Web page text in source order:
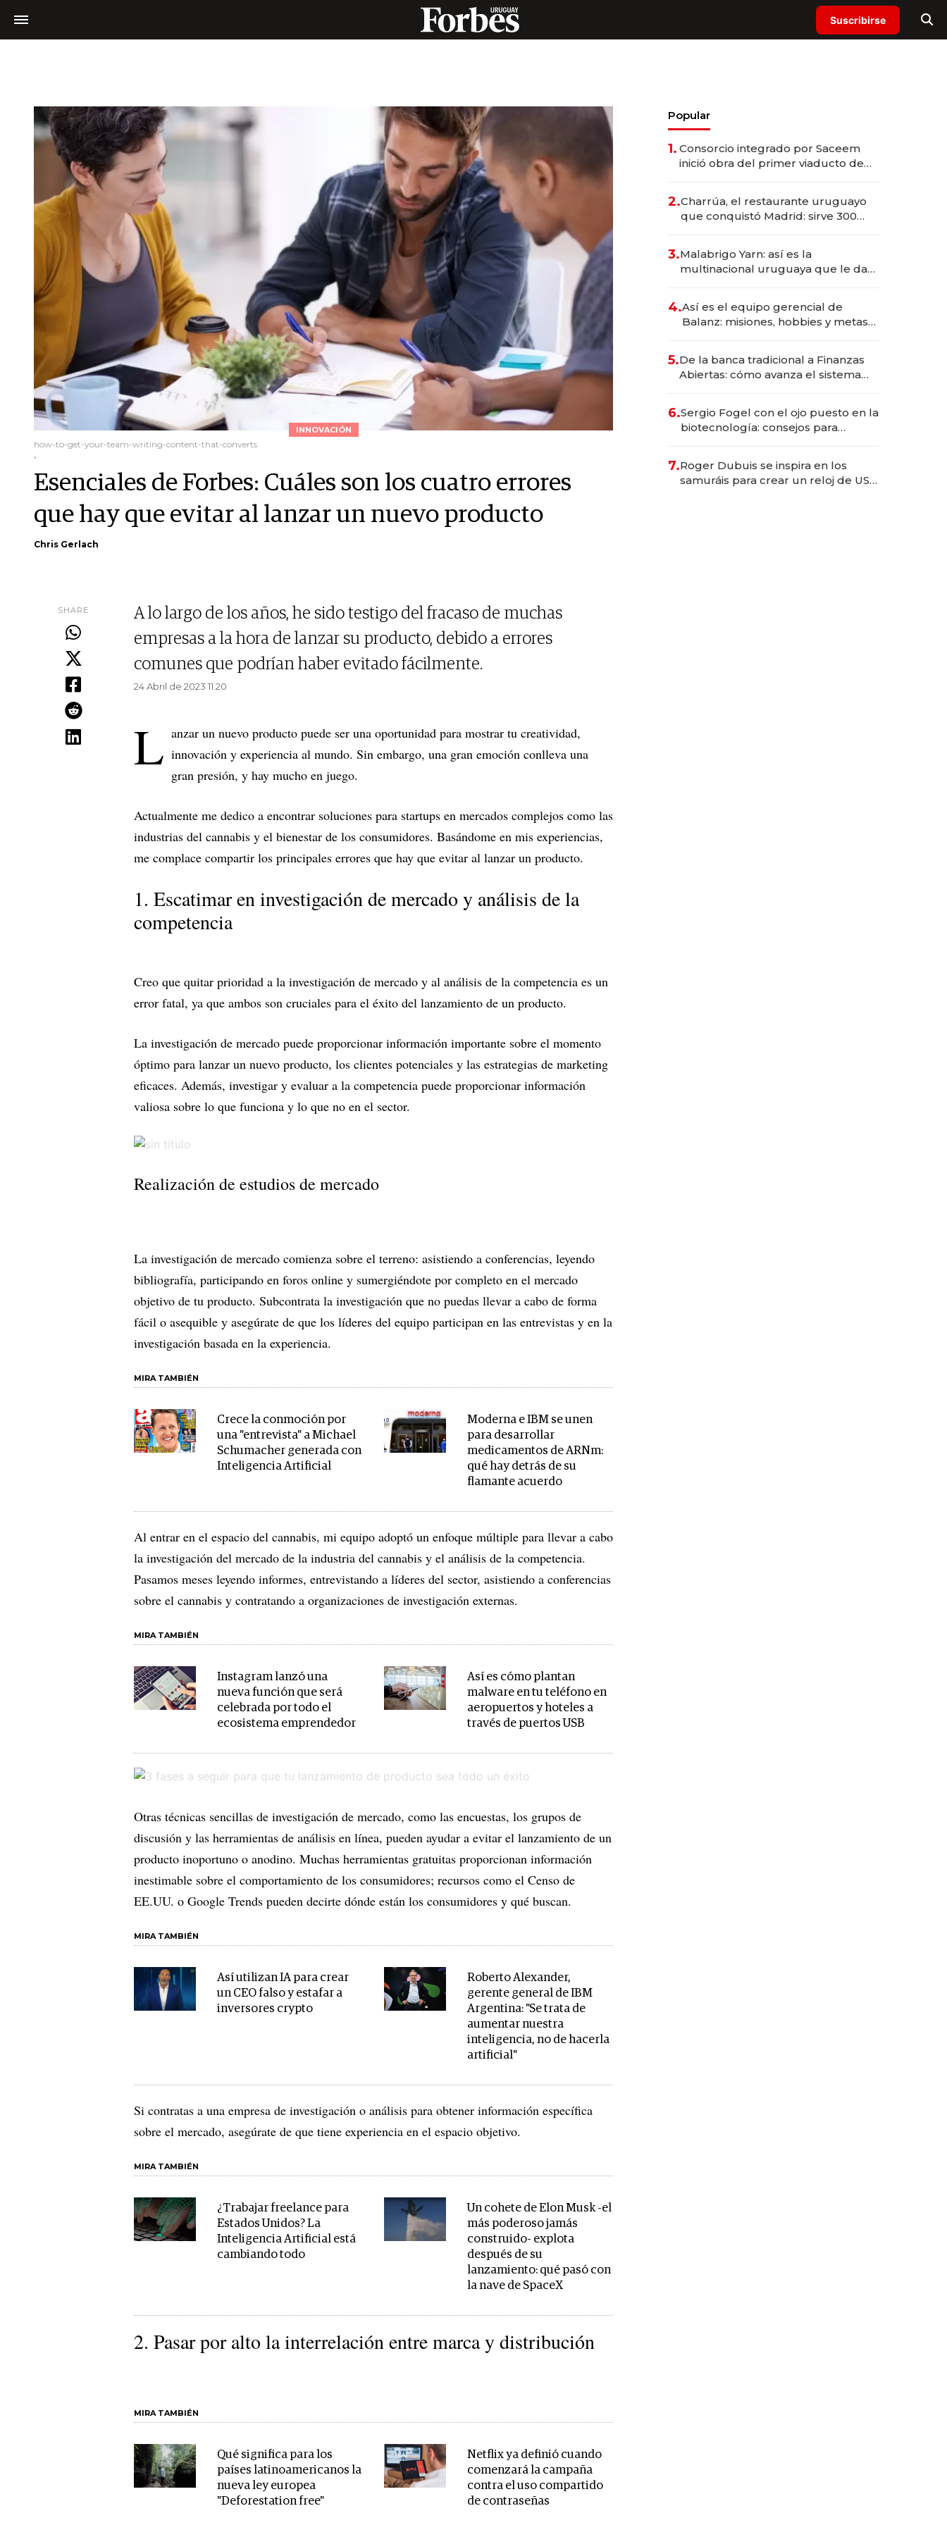
Suscribirse
INNOVACIÓN
how-to-get-your-team-writing-content-that-converts
.
Esenciales de Forbes: Cuáles son los cuatro errores
que hay que evitar al lanzar un nuevo producto
Chris Gerlach
SHARE
A lo largo de los años, he sido testigo del fracaso de muchas
empresas a la hora de lanzar su producto, debido a errores
comunes que podrían haber evitado fácilmente.
24 Abril de 2023 11.20
L anzar un nuevo producto puede ser una oportunidad para mostrar tu creatividad,
innovación y experiencia al mundo. Sin embargo, una gran emoción conlleva una
gran presión, y hay mucho en juego.
Actualmente me dedico a encontrar soluciones para startups en mercados complejos como las
industrias del cannabis y el bienestar de los consumidores. Basándome en mis experiencias,
me complace compartir los principales errores que hay que evitar al lanzar un producto.
1. Escatimar en investigación de mercado y análisis de la
competencia
Creo que quitar prioridad a la investigación de mercado y al análisis de la competencia es un
error fatal, ya que ambos son cruciales para el éxito del lanzamiento de un producto.
La investigación de mercado puede proporcionar información importante sobre el momento
óptimo para lanzar un nuevo producto, los clientes potenciales y las estrategias de marketing
eficaces. Además, investigar y evaluar a la competencia puede proporcionar información
valiosa sobre lo que funciona y lo que no en el sector.
Realización de estudios de mercado
La investigación de mercado comienza sobre el terreno: asistiendo a conferencias, leyendo
bibliografía, participando en foros online y sumergiéndote por completo en el mercado
objetivo de tu producto. Subcontrata la investigación que no puedas llevar a cabo de forma
fácil o asequible y asegúrate de que los líderes del equipo participan en las entrevistas y en la
investigación basada en la experiencia.
MIRA TAMBIÉN
Crece la conmoción por
una "entrevista" a Michael
Schumacher generada con
Inteligencia Artificial
Moderna e IBM se unen
para desarrollar
medicamentos de ARNm:
qué hay detrás de su
flamante acuerdo
Al entrar en el espacio del cannabis, mi equipo adoptó un enfoque múltiple para llevar a cabo
la investigación del mercado de la industria del cannabis y el análisis de la competencia.
Pasamos meses leyendo informes, entrevistando a líderes del sector, asistiendo a conferencias
sobre el cannabis y contratando a organizaciones de investigación externas.
MIRA TAMBIÉN
Instagram lanzó una
nueva función que será
celebrada por todo el
ecosistema emprendedor
Así es cómo plantan
malware en tu teléfono en
aeropuertos y hoteles a
través de puertos USB
Otras técnicas sencillas de investigación de mercado, como las encuestas, los grupos de
discusión y las herramientas de análisis en línea, pueden ayudar a evitar el lanzamiento de un
producto inoportuno o anodino. Muchas herramientas gratuitas proporcionan información
inestimable sobre el comportamiento de los consumidores; recursos como el Censo de
EE.UU. o Google Trends pueden decirte dónde están los consumidores y qué buscan.
MIRA TAMBIÉN
Así utilizan IA para crear
un CEO falso y estafar a
inversores crypto
Roberto Alexander,
gerente general de IBM
Argentina: "Se trata de
aumentar nuestra
inteligencia, no de hacerla
artificial"
Si contratas a una empresa de investigación o análisis para obtener información específica
sobre el mercado, asegúrate de que tiene experiencia en el espacio objetivo.
MIRA TAMBIÉN
¿Trabajar freelance para
Estados Unidos? La
Inteligencia Artificial está
cambiando todo
Un cohete de Elon Musk -el
más poderoso jamás
construido- explota
después de su
lanzamiento: qué pasó con
la nave de SpaceX
2. Pasar por alto la interrelación entre marca y distribución
MIRA TAMBIÉN
Qué significa para los
países latinoamericanos la
nueva ley europea
"Deforestation free"
Netflix ya definió cuando
comenzará la campaña
contra el uso compartido
de contraseñas
Popular
1. Consorcio integrado por Saceem
inició obra del primer viaducto de
millones
2.Charrúa, el restaurante uruguayo
que conquistó Madrid: sirve 300
prepara apertura
3.Malabrigo Yarn: así es la
multinacional uruguaya que le da
4.Así es el equipo gerencial de
Balanz: misiones, hobbies y metas
5.De la banca tradicional a Finanzas
Abiertas: cómo avanza el sistema
6.Sergio Fogel con el ojo puesto en la
biotecnología: consejos para
7.Roger Dubuis se inspira en los
samuráis para crear un reloj de US$